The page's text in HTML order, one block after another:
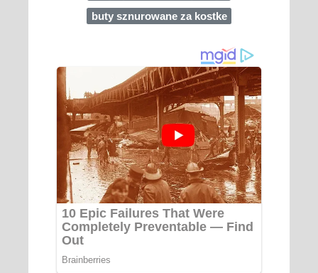
buty sznurowane za kostke